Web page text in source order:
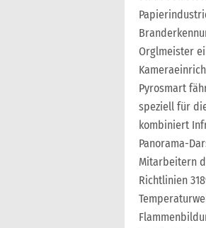
Orglmeister
Pyrosmart
speziell für
kombiniert
Panorama-
Mitarbeitern
Richtlinien